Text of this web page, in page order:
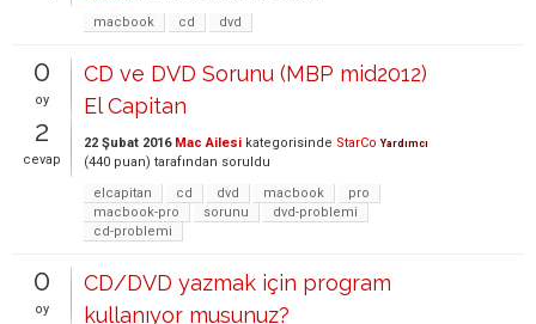
macbook
cd dvd
0
oy
2
cevap
CD ve DVD Sorunu (MBP mid2012)
El Capitan
22 Şubat 2016 Mac Ailesi kategorisinde StarCo Yardımcı
(440 puan) tarafından soruldu
elcapitan
cd dvd macbook
pro
macbook-pro
sorunu
dvd-problemi
cd-problemi
0
oy
CD/DVD yazmak için program
kullanıyor musunuz?